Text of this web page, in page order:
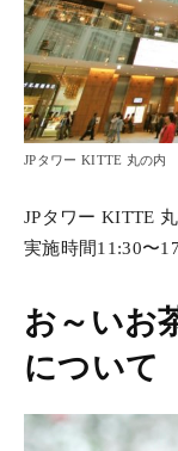
JPタワー KITTE 丸の内
JPタワー KITTE
実施時間11:30〜
お～いお
について